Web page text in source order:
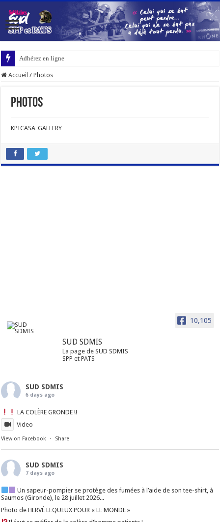
Adhérez en ligne
Accueil / Photos
Photos
KPICASA_GALLERY
10,105
SUD SDMIS
La page de SUD SDMIS
SPP et PATS
SUD SDMIS
6 days ago
LA COLÈRE GRONDE !!
Video
View on Facebook · Share
SUD SDMIS
7 days ago
Un sapeur-pompier se protège des fumées à l’aide de son tee-shirt, à
Saumos (Gironde), le 28 juillet 2026...
Photo de HERVÉ LEQUEUX POUR « LE MONDE »